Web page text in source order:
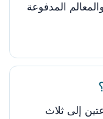
المدفوعة
إلى ثلاث